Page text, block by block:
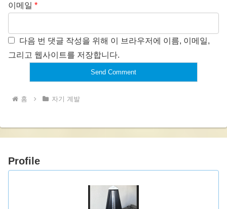
이메일 *
다음 번 댓글 작성을 위해 이 브라우저에 이름, 이메일,
그리고 웹사이트를 저장합니다.
홈 자기 계발
Profile